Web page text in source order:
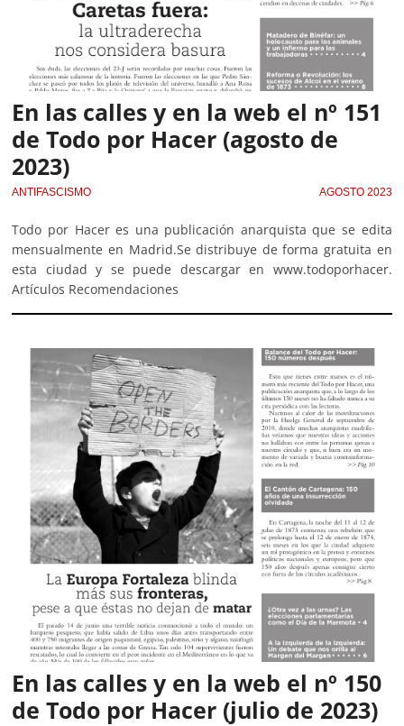
En las calles y en la web el nº 151
de Todo por Hacer (agosto de
2023)
ANTIFASCISMO AGOSTO 2023
Todo por Hacer es una publicación anarquista que se edita
mensualmente en Madrid.Se distribuye de forma gratuita en
esta ciudad y se puede descargar en www.todoporhacer.
Artículos Recomendaciones
En las calles y en la web el nº 150
de Todo por Hacer (julio de 2023)